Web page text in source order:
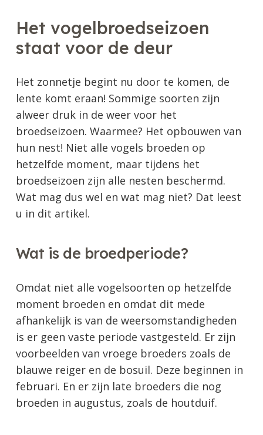
Het vogelbroedseizoen
staat voor de deur
Het zonnetje begint nu door te komen, de
lente komt eraan! Sommige soorten zijn
alweer druk in de weer voor het
broedseizoen. Waarmee? Het opbouwen van
hun nest! Niet alle vogels broeden op
hetzelfde moment, maar tijdens het
broedseizoen zijn alle nesten beschermd.
Wat mag dus wel en wat mag niet? Dat leest
u in dit artikel.
Wat is de broedperiode?
Omdat niet alle vogelsoorten op hetzelfde
moment broeden en omdat dit mede
afhankelijk is van de weersomstandigheden
is er geen vaste periode vastgesteld. Er zijn
voorbeelden van vroege broeders zoals de
blauwe reiger en de bosuil. Deze beginnen in
februari. En er zijn late broeders die nog
broeden in augustus, zoals de houtduif.